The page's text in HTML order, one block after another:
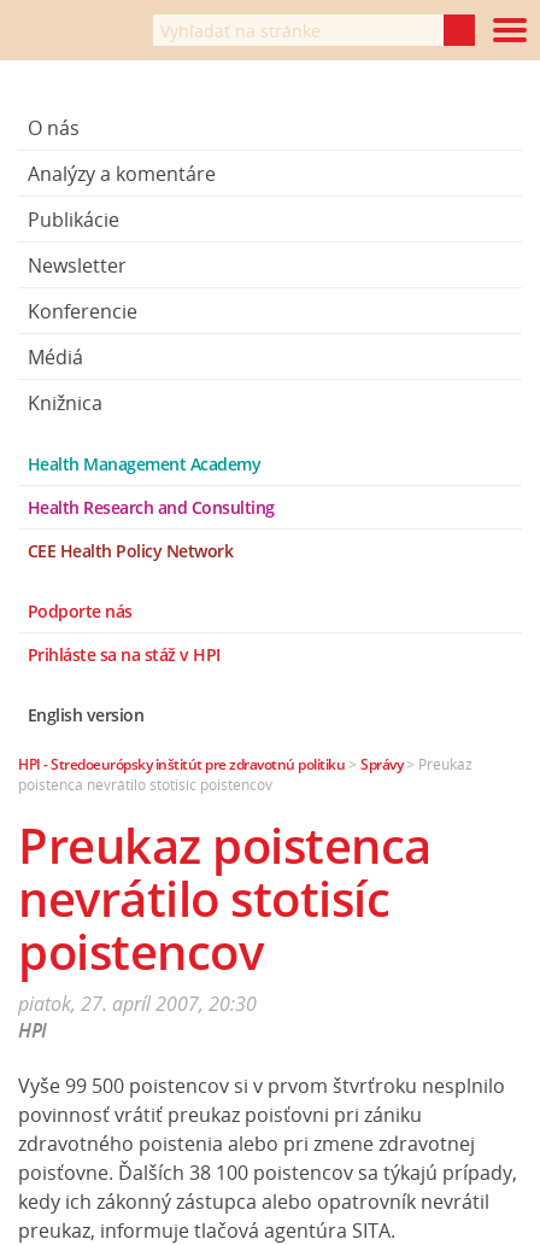
O nás
Analýzy a komentáre
Publikácie
Newsletter
Konferencie
Médiá
Knižnica
Health Management Academy
Health Research and Consulting
CEE Health Policy Network
Podporte nás
Prihláste sa na stáž v HPI
English version
HPI - Stredoeurópsky inštitút pre zdravotnú politiku > Správy> Preukaz
poistenca nevrátilo stotisíc poistencov
Preukaz poistenca
nevrátilo stotisíc
poistencov
piatok, 27. apríl 2007, 20:30
HPI
Vyše 99 500 poistencov si v prvom štvrťroku nesplnilo
povinnosť vrátiť preukaz poisťovni pri zániku
zdravotného poistenia alebo pri zmene zdravotnej
poisťovne. Ďalších 38 100 poistencov sa týkajú prípady,
kedy ich zákonný zástupca alebo opatrovník nevrátil
preukaz, informuje tlačová agentúra SITA.